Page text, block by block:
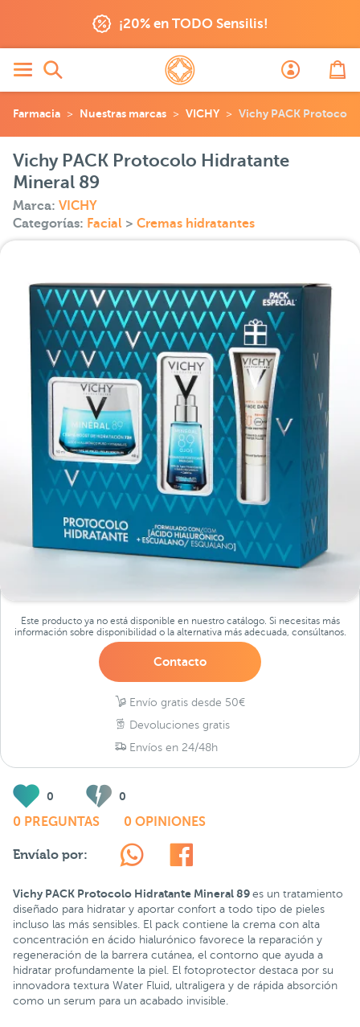
¡20% en TODO Sensilis!
Farmacia Nuestras marcas VICHY Vichy PACK
Vichy PACK Protocolo Hidratante
Mineral 89
Marca: VICHY
Categorías: Facial > Cremas hidratantes
Este producto ya no está disponible en nuestro catálogo. Si necesitas más
información sobre disponibilidad o la alternativa más adecuada, consúltanos.
Contacto
Envío gratis desde 50€
Devoluciones gratis
Envíos en 24/48h
0 0
0 PREGUNTAS 0 OPINIONES
Envíalo por:
Vichy PACK Protocolo Hidratante Mineral 89 es un tratamiento
diseñado para hidratar y aportar confort a todo tipo de pieles
incluso las más sensibles. El pack contiene la crema con alta
concentración en ácido hialurónico favorece la reparación y
regeneración de la barrera cutánea, el contorno que ayuda a
hidratar profundamente la piel. El fotoprotector destaca por su
innovadora textura Water Fluid, ultraligera y de rápida absorción
como un serum para un acabado invisible.